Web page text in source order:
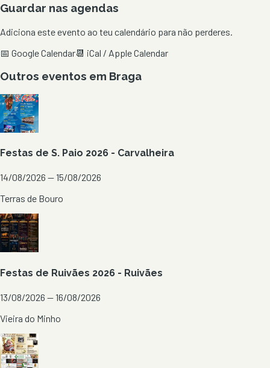
Guardar nas agendas
Adiciona este evento ao teu calendário para não perderes.
📅 Google Calendar📆 iCal / Apple Calendar
Outros eventos em Braga
Festas de S. Paio 2026 - Carvalheira
14/08/2026 — 15/08/2026
Terras de Bouro
Festas de Ruivães 2026 - Ruivães
13/08/2026 — 16/08/2026
Vieira do Minho